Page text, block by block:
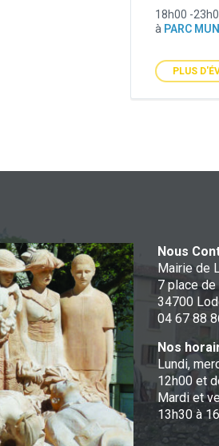
18h00 -
à PARC
PLUS
Nous
Mairie de
7 place
34700
04 67 88
Nos
Lundi,
12h00 et
Mardi et
13h30 à